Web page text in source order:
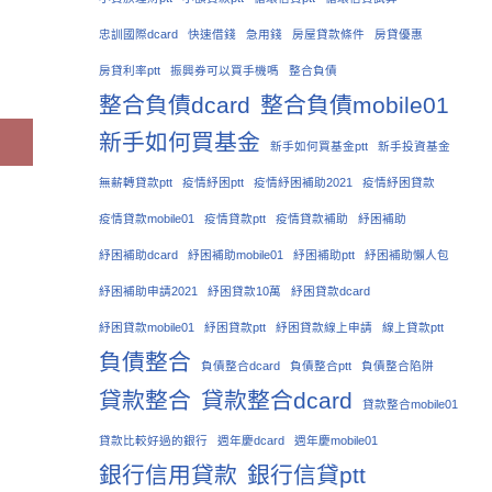
忠訓國際dcard 快速借錢 急用錢 房屋貸款條件 房貸優惠
房貸利率ptt 振興券可以買手機嗎 整合負債
整合負債dcard 整合負債mobile01
新手如何買基金
新手如何買基金ptt 新手投資基金
無薪轉貸款ptt 疫情紓困ptt 疫情紓困補助2021 疫情紓困貸款
疫情貸款mobile01 疫情貸款ptt 疫情貸款補助 紓困補助
紓困補助dcard 紓困補助mobile01 紓困補助ptt 紓困補助懶人包
紓困補助申請2021 紓困貸款10萬 紓困貸款dcard
紓困貸款mobile01 紓困貸款ptt 紓困貸款線上申請 線上貸款ptt
負債整合 負債整合dcard 負債整合ptt 負債整合陷阱
貸款整合 貸款整合dcard 貸款整合mobile01
貸款比較好過的銀行 週年慶dcard 週年慶mobile01
銀行信用貸款 銀行信貸ptt